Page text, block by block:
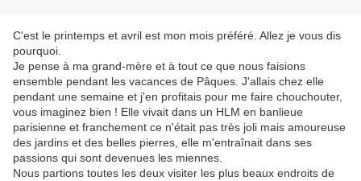
C'est le printemps et avril est mon mois préféré. Allez je vous dis
pourquoi.
Je pense à ma grand-mère et à tout ce que nous faisions
ensemble pendant les vacances de Pâques. J'allais chez elle
pendant une semaine et j'en profitais pour me faire chouchouter,
vous imaginez bien ! Elle vivait dans un HLM en banlieue
parisienne et franchement ce n'était pas très joli mais amoureuse
des jardins et des belles pierres, elle m'entraînait dans ses
passions qui sont devenues les miennes.
Nous partions toutes les deux visiter les plus beaux endroits de